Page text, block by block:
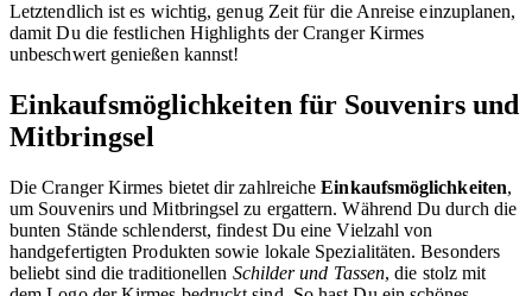
Letztendlich ist es wichtig, genug Zeit für die Anreise einzuplanen,
damit Du die festlichen Highlights der Cranger Kirmes
unbeschwert genießen kannst!
Einkaufsmöglichkeiten für Souvenirs und
Mitbringsel
Die Cranger Kirmes bietet dir zahlreicheEinkaufsmöglichkeiten,
um Souvenirs und Mitbringsel zu ergattern. Während Du durch die
bunten Stände schlenderst, findest Du eine Vielzahl von
handgefertigten Produkten sowie lokale Spezialitäten. Besonders
beliebt sind die traditionellen Schilder und Tassen, die stolz mit